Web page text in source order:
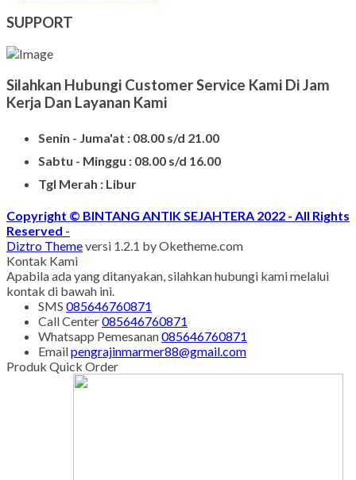
SUPPORT
Silahkan Hubungi Customer Service Kami Di Jam
Kerja Dan Layanan Kami
Senin - Juma'at : 08.00 s/d 21.00
Sabtu - Minggu : 08.00 s/d 16.00
Tgl Merah : Libur
Copyright © BINTANG ANTIK SEJAHTERA 2022 - All Rights
Reserved -
Diztro Themeversi 1.2.1 by Oketheme.com
Kontak Kami
Apabila ada yang ditanyakan, silahkan hubungi kami melalui
kontak di bawah ini.
SMS 085646760871
Call Center085646760871
Whatsapp Pemesanan085646760871
Emailpengrajinmarmer88@gmail.com
Produk Quick Order